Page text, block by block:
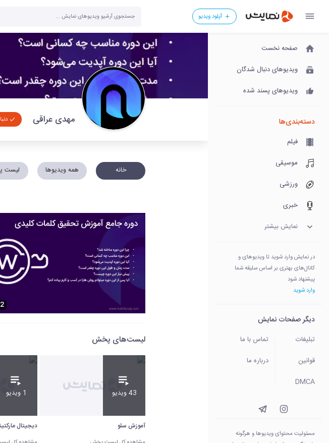
آپلود ویدیو
صفحه نخست
ویدیوهای دنبال شدگان
ویدیوهای پسند شده
دسته‌بندی‌ها
فیلم
موسیقی
ورزشی
خبری
نمایش بیشتر
در نمایش وارد شوید تا ویدیوهای و
کانال‌های بهتری بر اساس سلیقه شما
پیشنهاد شود
وارد شوید
دیگر صفحات نمایش
تبلیغات
تماس با ما
قوانین
درباره ما
DMCA
مسئولیت محتوای ویدیو‌ها و هرگونه
مهدی عراقی
خانه همه ویدیوها لیست
لیست‌های پخش
43 ویدیو
آموزش سئو
1 ویدیو
دیجیتال